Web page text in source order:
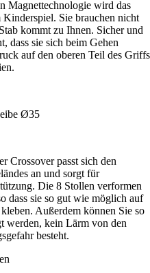
Magnettechnologie wird das
Sie brauchen nicht
kommt zu Ihnen. Sicher und
dass sie sich beim Gehen
auf den oberen Teil des Griffs
Ø35
Crossover passt sich den
an und sorgt für
Die 8 Stollen verformen
dass sie so gut wie möglich auf
Außerdem können Sie so
werden, kein Lärm von den
besteht.